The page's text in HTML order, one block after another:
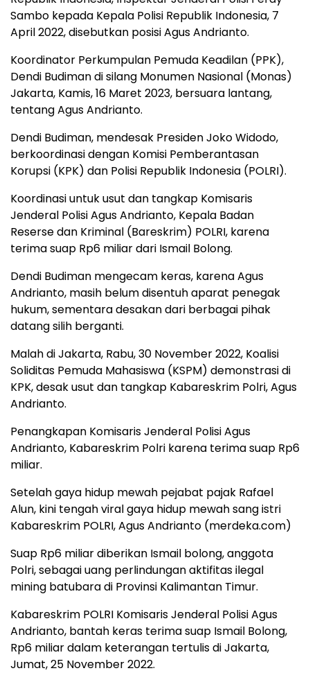
Sambo kepada Kepala Polisi Republik Indonesia, 7
April 2022, disebutkan posisi Agus Andrianto.
Koordinator Perkumpulan Pemuda Keadilan (PPK),
Dendi Budiman di silang Monumen Nasional (Monas)
Jakarta, Kamis, 16 Maret 2023, bersuara lantang,
tentang Agus Andrianto.
Dendi Budiman, mendesak Presiden Joko Widodo,
berkoordinasi dengan Komisi Pemberantasan
Korupsi (KPK) dan Polisi Republik Indonesia (POLRI).
Koordinasi untuk usut dan tangkap Komisaris
Jenderal Polisi Agus Andrianto, Kepala Badan
Reserse dan Kriminal (Bareskrim) POLRI, karena
terima suap Rp6 miliar dari Ismail Bolong.
Dendi Budiman mengecam keras, karena Agus
Andrianto, masih belum disentuh aparat penegak
hukum, sementara desakan dari berbagai pihak
datang silih berganti.
Malah di Jakarta, Rabu, 30 November 2022, Koalisi
Soliditas Pemuda Mahasiswa (KSPM) demonstrasi di
KPK, desak usut dan tangkap Kabareskrim Polri, Agus
Andrianto.
Penangkapan Komisaris Jenderal Polisi Agus
Andrianto, Kabareskrim Polri karena terima suap Rp6
miliar.
Setelah gaya hidup mewah pejabat pajak Rafael
Alun, kini tengah viral gaya hidup mewah sang istri
Kabareskrim POLRI, Agus Andrianto (merdeka.com)
Suap Rp6 miliar diberikan Ismail bolong, anggota
Polri, sebagai uang perlindungan aktifitas ilegal
mining batubara di Provinsi Kalimantan Timur.
Kabareskrim POLRI Komisaris Jenderal Polisi Agus
Andrianto, bantah keras terima suap Ismail Bolong,
Rp6 miliar dalam keterangan tertulis di Jakarta,
Jumat, 25 November 2022.